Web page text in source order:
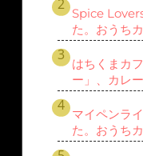
Spice
た。おうち
はちくまカ
ー」、カレ
マイペンラ
た。おうち